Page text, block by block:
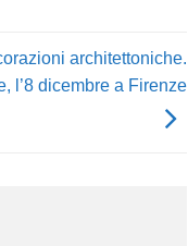
architettoniche.
l’8 dicembre a Firenze